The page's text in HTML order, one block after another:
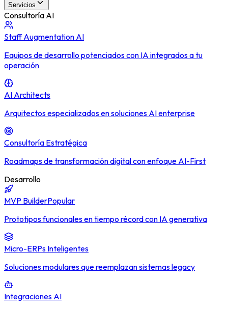
Servicios
Consultoría AI
Staff Augmentation AI
Equipos de desarrollo potenciados con IA integrados a tu
operación
AI Architects
Arquitectos especializados en soluciones AI enterprise
Consultoría Estratégica
Roadmaps de transformación digital con enfoque AI-First
Desarrollo
MVP BuilderPopular
Prototipos funcionales en tiempo récord con IA generativa
Micro-ERPs Inteligentes
Soluciones modulares que reemplazan sistemas legacy
Integraciones AI